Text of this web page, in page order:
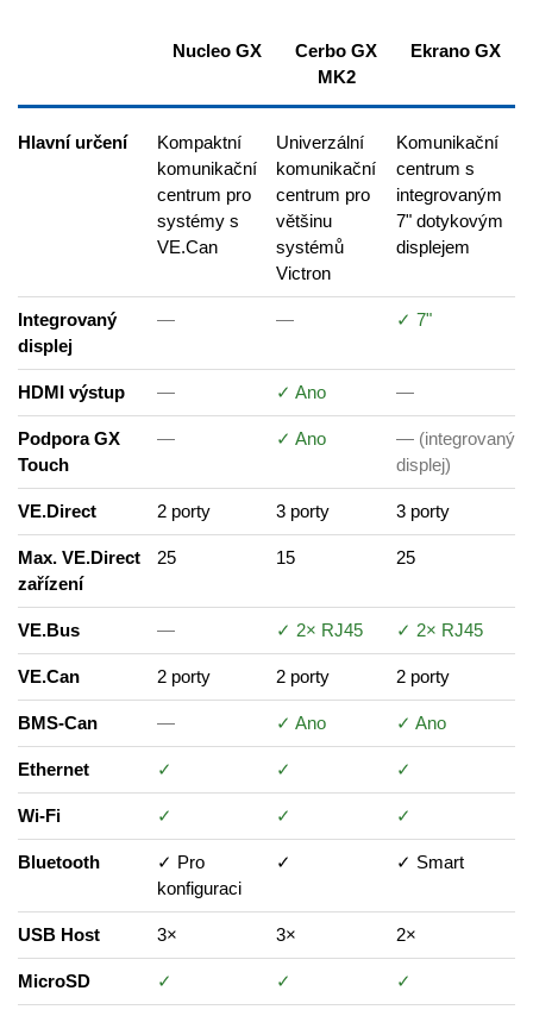
Nucleo GX
Cerbo GX
MK2
Ekrano GX
Hlavní určení
Kompaktní
komunikační
centrum pro
systémy s
VE.Can
Univerzální
komunikační
centrum pro
většinu
systémů
Victron
Komunikační
centrum s
integrovaným
7" dotykovým
displejem
Integrovaný
displej
— — ✓ 7"
HDMI výstup — ✓ Ano —
Podpora GX
Touch
— ✓ Ano
— (integrovaný
displej)
VE.Direct 2 porty 3 porty 3 porty
Max. VE.Direct
zařízení
25 15 25
VE.Bus — ✓ 2× RJ45 ✓ 2× RJ45
VE.Can 2 porty 2 porty 2 porty
BMS-Can — ✓ Ano ✓ Ano
Ethernet ✓ ✓ ✓
Wi-Fi ✓ ✓ ✓
Bluetooth
✓ Pro
konfiguraci
✓ ✓ Smart
USB Host 3× 3× 2×
MicroSD ✓ ✓ ✓